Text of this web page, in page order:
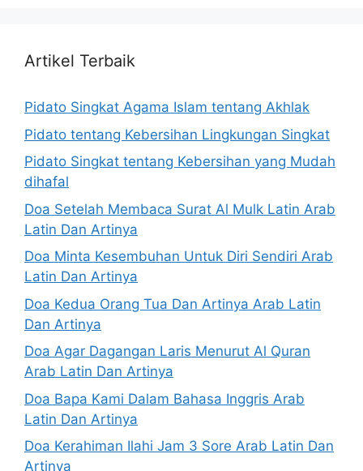
Artikel Terbaik
Pidato Singkat Agama Islam tentang Akhlak
Pidato tentang Kebersihan Lingkungan Singkat
Pidato Singkat tentang Kebersihan yang Mudah
dihafal
Doa Setelah Membaca Surat Al Mulk Latin Arab
Latin Dan Artinya
Doa Minta Kesembuhan Untuk Diri Sendiri Arab
Latin Dan Artinya
Doa Kedua Orang Tua Dan Artinya Arab Latin
Dan Artinya
Doa Agar Dagangan Laris Menurut Al Quran
Arab Latin Dan Artinya
Doa Bapa Kami Dalam Bahasa Inggris Arab
Latin Dan Artinya
Doa Kerahiman Ilahi Jam 3 Sore Arab Latin Dan
Artinya